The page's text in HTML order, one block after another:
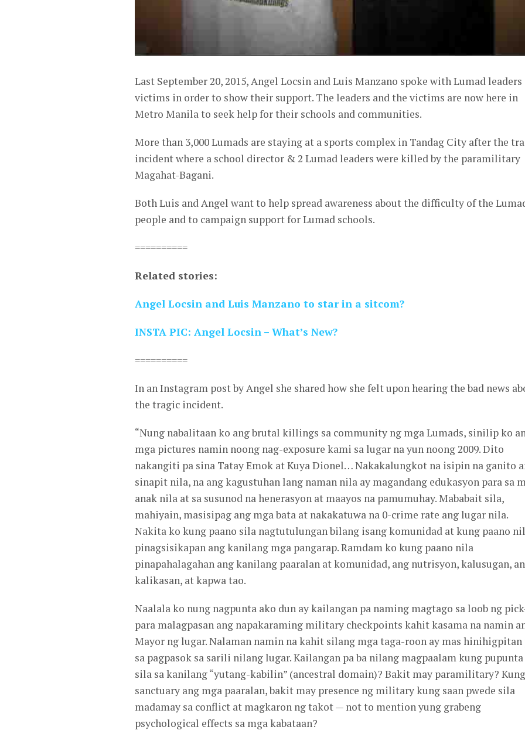
Last September 20, 2015, Angel Locsin and Luis Manzano spoke with Lumad leaders
victims in order to show their support. The leaders and the victims are now here in
Metro Manila to seek help for their schools and communities.
More than 3,000 Lumads are staying at a sports complex in Tandag City after the
incident where a school director & 2 Lumad leaders were killed by the paramilitary
Magahat-Bagani.
Both Luis and Angel want to help spread awareness about the difficulty of the
people and to campaign support for Lumad schools.
==========
Related stories:
Angel Locsin and Luis Manzano to star in a sitcom?
INSTA PIC: Angel Locsin – What’s New?
==========
In an Instagram post by Angel she shared how she felt upon hearing the bad news
the tragic incident.
“Nung nabalitaan ko ang brutal killings sa community ng mga Lumads, sinilip ko
mga pictures namin noong nag-exposure kami sa lugar na yun noong 2009. Dito
nakangiti pa sina Tatay Emok at Kuya Dionel… Nakakalungkot na isipin na ganito
sinapit nila, na ang kagustuhan lang naman nila ay magandang edukasyon para sa
anak nila at sa susunod na henerasyon at maayos na pamumuhay. Mababait sila,
mahiyain, masisipag ang mga bata at nakakatuwa na 0-crime rate ang lugar nila.
Nakita ko kung paano sila nagtutulungan bilang isang komunidad at kung paano
pinagsisikapan ang kanilang mga pangarap. Ramdam ko kung paano nila
pinapahalagahan ang kanilang paaralan at komunidad, ang nutrisyon, kalusugan,
kalikasan, at kapwa tao.
Naalala ko nung nagpunta ako dun ay kailangan pa naming magtago sa loob ng
para malagpasan ang napakaraming military checkpoints kahit kasama na namin
Mayor ng lugar. Nalaman namin na kahit silang mga taga-roon ay mas hinihigpitan
sa pagpasok sa sarili nilang lugar. Kailangan pa ba nilang magpaalam kung pupunta
sila sa kanilang “yutang-kabilin” (ancestral domain)? Bakit may paramilitary? Kung
sanctuary ang mga paaralan, bakit may presence ng military kung saan pwede sila
madamay sa conflict at magkaron ng takot — not to mention yung grabeng
psychological effects sa mga kabataan?